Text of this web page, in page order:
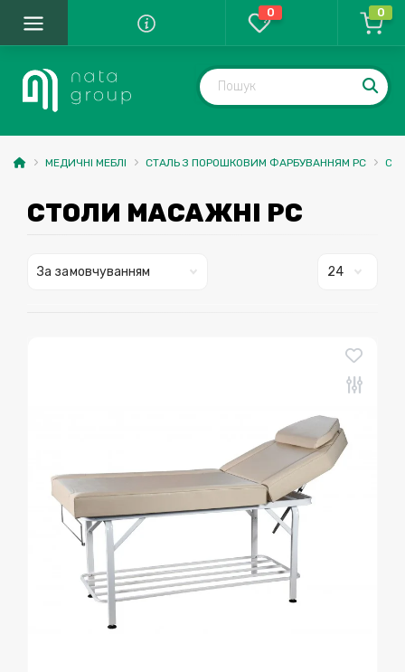
0 0
МЕДИЧНІ МЕБЛІ СТАЛЬ З ПОРОШКОВИМ ФАРБУВАННЯМ PС
СТОЛИ МАСАЖНІ PC